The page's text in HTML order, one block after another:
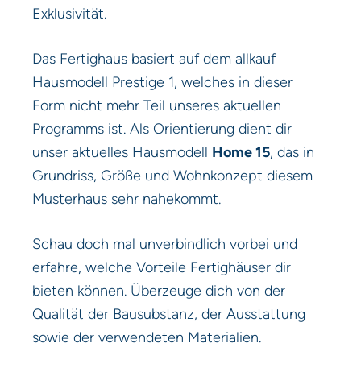
Exklusivität.
Das Fertighaus basiert auf dem allkauf
Hausmodell Prestige 1, welches in dieser
Form nicht mehr Teil unseres aktuellen
Programms ist. Als Orientierung dient dir
unser aktuelles Hausmodell Home 15, das in
Grundriss, Größe und Wohnkonzept diesem
Musterhaus sehr nahekommt.
Schau doch mal unverbindlich vorbei und
erfahre, welche Vorteile Fertighäuser dir
bieten können. Überzeuge dich von der
Qualität der Bausubstanz, der Ausstattung
sowie der verwendeten Materialien.